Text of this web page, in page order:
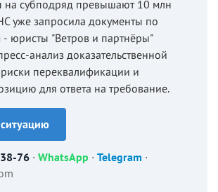
на субподряд превышают 10 млн
уже запросила документы по
- юристы "Ветров и партнёры"
анализ доказательственной
переквалификации и
для ответа на требование.
76 · WhatsApp · Telegram ·